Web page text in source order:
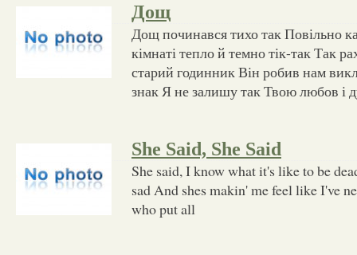
Дощ
Дощ починався тихо так Повільно
кімнаті тепло й темно тік-так Так
старий годинник Він робив нам
знак Я не залишу так Твою любов і
She Said, She Said
She said, I know what it's like to be
sad And shes makin' me feel like I've
who put all